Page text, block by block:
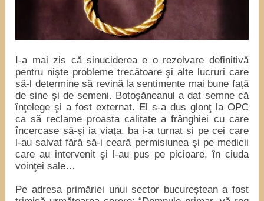
I-a mai zis că sinuciderea e o rezolvare definitivă
pentru nişte probleme trecătoare şi alte lucruri care
să-l determine să revină la sentimente mai bune faţă
de sine şi de semeni. Botoşăneanul a dat semne că
înţelege şi a fost externat. El s-a dus glonţ la OPC
ca să reclame proasta calitate a frânghiei cu care
încercase să-şi ia viaţa, ba i-a turnat și pe cei care
l-au salvat fără să-i ceară permisiunea şi pe medicii
care au intervenit şi l-au pus pe picioare, în ciuda
voinţei sale…
Pe adresa primăriei unui sector bucureştean a fost